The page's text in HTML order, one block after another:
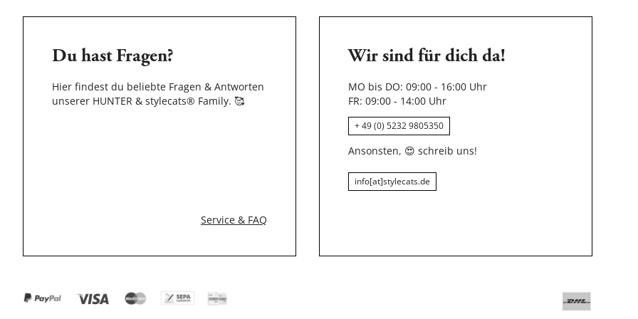
Du hast Fragen?
Hier findest du beliebte Fragen & Antworten
unserer HUNTER & stylecats® Family. 🥰
Service & FAQ
Wir sind für dich da!
MO bis DO: 09:00 - 16:00 Uhr
FR: 09:00 - 14:00 Uhr
+ 49 (0) 5232 9805350
Ansonsten, 😍 schreib uns!
info[at]stylecats.de